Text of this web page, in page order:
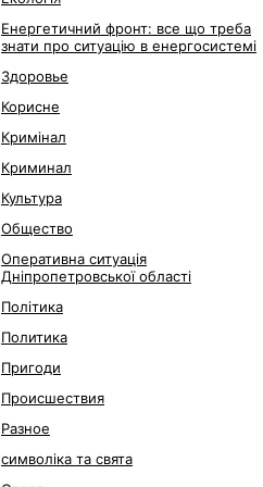
Енергетичний фронт: все що треба
знати про ситуацію в енергосистемі
Здоровье
Корисне
Кримінал
Криминал
Культура
Общество
Оперативна ситуація
Дніпропетровської області
Політика
Политика
Пригоди
Происшествия
Разное
символіка та свята